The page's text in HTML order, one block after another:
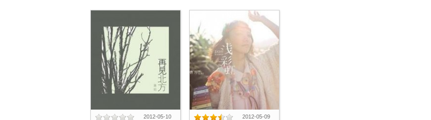
2012-05-10 2012-05-09